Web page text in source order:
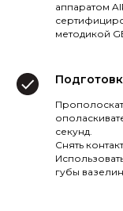
аппаратом
методикой
секунд.
Снять
губы